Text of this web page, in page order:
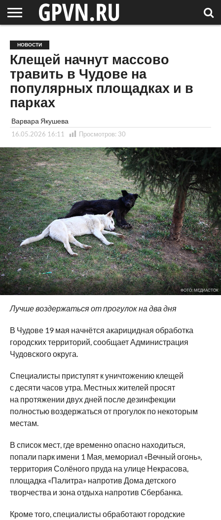
ОБЛАСТЬ
НОВОСТИ
СОСЕДЕЙ
РОССИЯ
/ МИР
СПЕЦПРОЕКТЫ
БЛОГ
СТАТЬИ
ФОТОРЕПОРТАЖИ
ИНТЕРВЬЮ
ОБЪЕКТЫ
ПОДБОРКИ
НОВОСТИ
Клещей начнут массово
травить в Чудове на
популярных площадках и в
парках
Варвара Якушева
16.05.2026 16:11 Просмотров: 30
ФОТО: МЕДИАСТОК
Лучше воздержаться от прогулок на два дня
В Чудове 19 мая начнётся акарицидная обработка
городских территорий, сообщает Администрация
Чудовского округа.
Специалисты приступят к уничтожению клещей
с десяти часов утра. Местных жителей просят
на протяжении двух дней после дезинфекции
полностью воздержаться от прогулок по некоторым
местам.
В список мест, где временно опасно находиться,
попали парк имени 1 Мая, мемориал «Вечный огонь»,
территория Солёного пруда на улице Некрасова,
площадка «Палитра» напротив Дома детского
творчества и зона отдыха напротив Сбербанка.
Кроме того, специалисты обработают городские